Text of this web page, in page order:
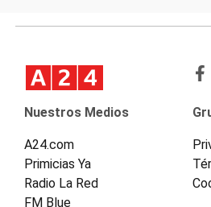
Nuestros Medios
A24.com
Primicias Ya
Radio La Red
FM Blue